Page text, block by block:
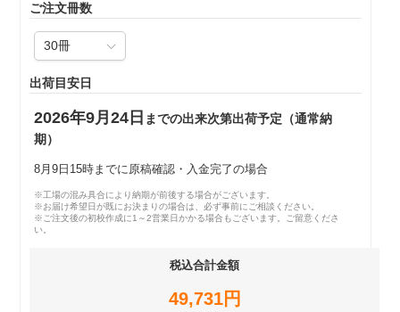
ご注文冊数
出荷目安日
2026年9月24日 までの出来次第出荷予定（通常納
期）
8月9日15時までに原稿確認・入金完了の場合
※工場の混み具合により納期が前後する場合がございます。
※お届け希望日が既にお決まりの場合は、必ず事前にご相談ください。
※ご注文後の初校作成に1～2営業日かかる場合もございます。ご留意くださ
い。
税込合計金額
49,731円